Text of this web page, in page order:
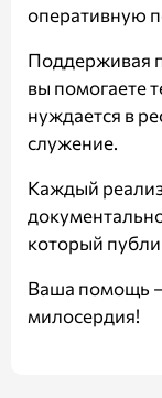
оперативную
Поддерживая
вы помогаете
нуждается в
служение.
Каждый
который
Ваша помощь —
милосердия!